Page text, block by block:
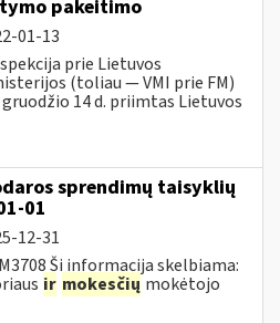
pakeitimo
01-13
prie Lietuvos
(toliau — VMI prie FM)
14 d. priimtas Lietuvos
sprendimų taisyklių
01
12-31
Ši informacija skelbiama:
ir mokesčių mokėtojo